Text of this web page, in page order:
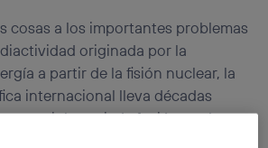
cosas a los importantes problemas
originada por la
a partir de la fisión nuclear, la
internacional lleva décadas
la ansiada fusión nuclear.